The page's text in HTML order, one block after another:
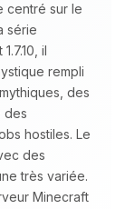
centré sur le
série
il
rempli
des
des
hostiles. Le
des
très variée.
Minecraft